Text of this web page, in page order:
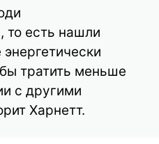
то есть нашли
тратить меньше
с другими
Харнетт.